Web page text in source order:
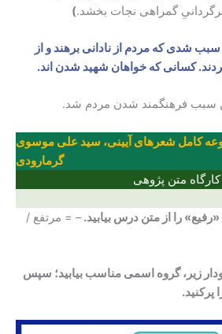
سرگردانیِ گمراهی نجات بخشد.)
شدی که مردم از نادانی برهند و از
کسانی که خواهان شهید شدن اند.
سبب فرهنگمند شدن مردم شد.
کامل شعرهای آیینی، سید علی موسوی
گرمارودی
کارگاه متن پژوهی
– = مرتفع /
زیر، گروه اسمی مناسب بیابید؛ سپس